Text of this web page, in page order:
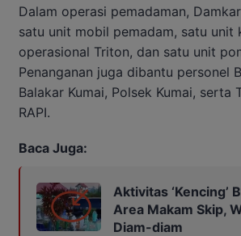
Dalam operasi pemadaman,
satu unit mobil pemadam, satu unit
operasional Triton, dan satu unit
Penanganan juga dibantu personel
Balakar Kumai, Polsek Kumai, serta
RAPI.
Baca Juga:
Aktivitas ‘Kencing’
Area Makam Skip,
Diam-diam